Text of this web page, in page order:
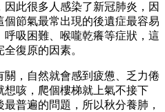
此很多人感染了新冠肺炎，因
節氣最常出現的後遺症最容易
吸困難、喉嚨乾癢等症狀，這
復原的因素。
，自然就會感到疲憊、乏力倦
咳，爬個樓梯就上氣不接下
普遍的問題，所以秋分養肺，